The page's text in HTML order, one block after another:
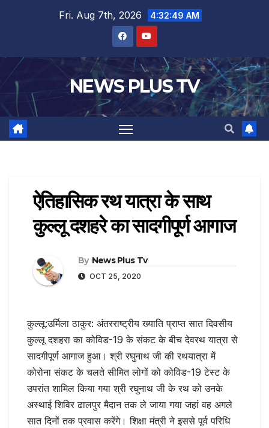
Fri. Aug 7th, 2026 4:32:50 AM
NEWS PLUS TV
ऐतिहासिक रथ यात्रा के साथ
कुल्लू दशहरे का सादगीपूर्ण आगाज
By News Plus Tv
OCT 25, 2020
कुल्लू:उर्मिला ठाकुर: अंतरराष्ट्रीय ख्याति प्राप्त सात दिवसीय
कुल्लू दशहरा का कोविड-19 के संकट के बीच देवरथ यात्रा से
सादगीपूर्ण आगाज हुआ। श्री रघुनाथ जी की रथयात्रा में
कोरोना संकट के चलते सीमित लोगों को कोविड-19 टेस्ट के
उपरांत शामिल किया गया श्री रघुनाथ जी के रथ को उनके
अस्थाई शिविर ढालपुर मैदान तक ले जाया गया जहां वह अगले
सात दिनों तक प्रवास करेंगे। शिक्षा मंत्री ने इससे पूर्व परिधि